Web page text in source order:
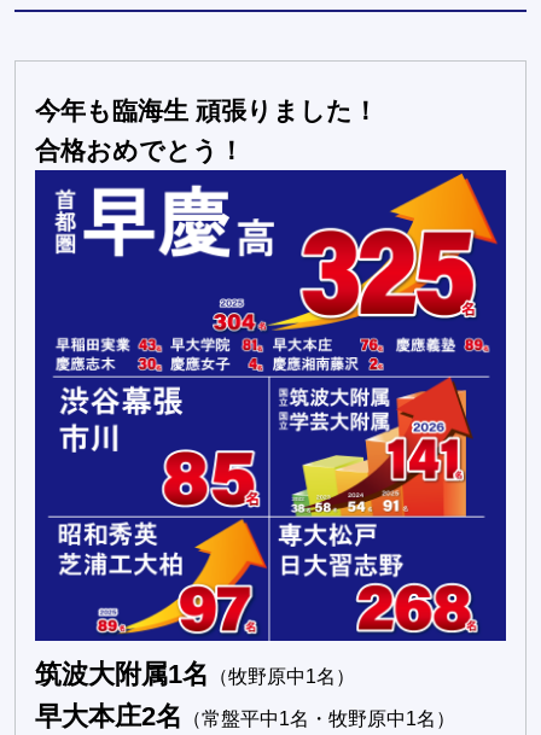
今年も臨海生 頑張りました！
合格おめでとう！
筑波大附属1名 （牧野原中1名）
早大本庄2名 （常盤平中1名・牧野原中1名）